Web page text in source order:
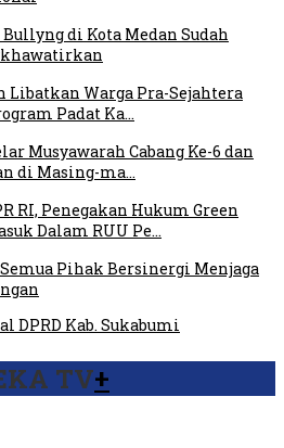
Bullyng di Kota Medan Sudah
Libatkan Warga Pra-Sejahtera
Padat Ka…
Musyawarah Cabang Ke-6 dan
di Masing-ma…
RI, Penegakan Hukum Green
Dalam RUU Pe…
Pihak Bersinergi Menjaga
TV+